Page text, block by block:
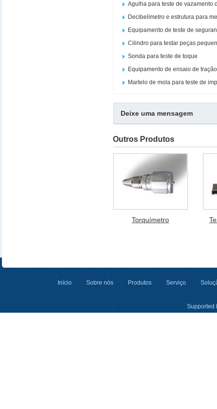
Agulha para teste de vazamento
Decibelímetro e estrutura para
Equipamento de teste de
Cilindro para testar peças
Sonda para teste de toque
Equipamento de ensaio de tração
Martelo de mola para teste de
Deixe uma mensagem
Outros Produtos
Torquímetro
Início Sobre nós Produtos Serviço
Supported